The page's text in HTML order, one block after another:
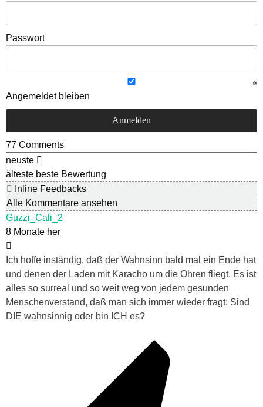
Passwort
Angemeldet bleiben
77 Comments
neuste
älteste beste Bewertung
Inline Feedbacks
Alle Kommentare ansehen
Guzzi_Cali_2
8 Monate her
Ich hoffe inständig, daß der Wahnsinn bald mal ein Ende hat
und denen der Laden mit Karacho um die Ohren fliegt. Es ist
alles so surreal und so weit weg von jedem gesunden
Menschenverstand, daß man sich immer wieder fragt: Sind
DIE wahnsinnig oder bin ICH es?